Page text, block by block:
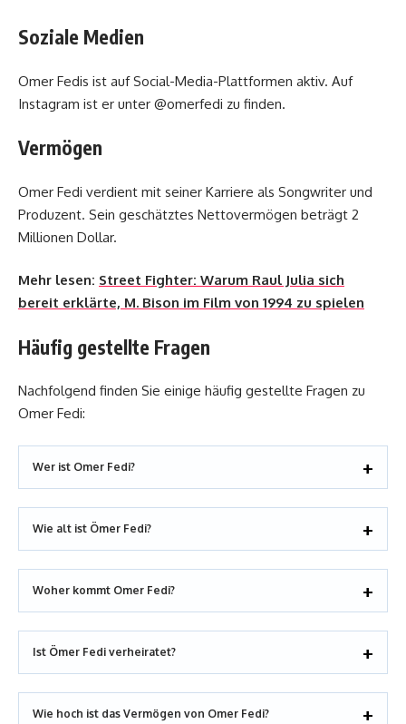
Soziale Medien
Omer Fedis ist auf Social-Media-Plattformen aktiv. Auf
Instagram ist er unter @omerfedi zu finden.
Vermögen
Omer Fedi verdient mit seiner Karriere als Songwriter und
Produzent. Sein geschätztes Nettovermögen beträgt 2
Millionen Dollar.
Mehr lesen: Street Fighter: Warum Raul Julia sich
bereit erklärte, M. Bison im Film von 1994 zu spielen
Häufig gestellte Fragen
Nachfolgend finden Sie einige häufig gestellte Fragen zu
Omer Fedi:
Wer ist Omer Fedi?
Wie alt ist Ömer Fedi?
Woher kommt Omer Fedi?
Ist Ömer Fedi verheiratet?
Wie hoch ist das Vermögen von Omer Fedi?